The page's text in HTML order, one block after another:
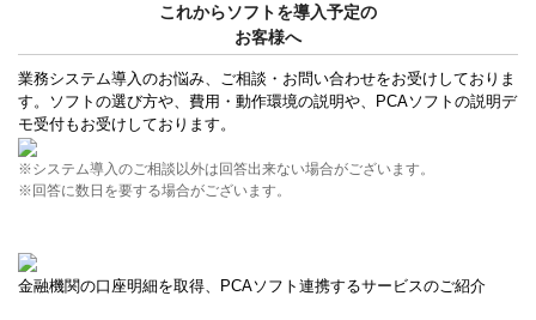
これからソフトを導入予定の
お客様へ
業務システム導入のお悩み、ご相談・お問い合わせをお受けしておりま
す。ソフトの選び方や、費用・動作環境の説明や、PCAソフトの説明デ
モ受付もお受けしております。
※システム導入のご相談以外は回答出来ない場合がございます。
※回答に数日を要する場合がございます。
金融機関の口座明細を取得、PCAソフト連携するサービスのご紹介